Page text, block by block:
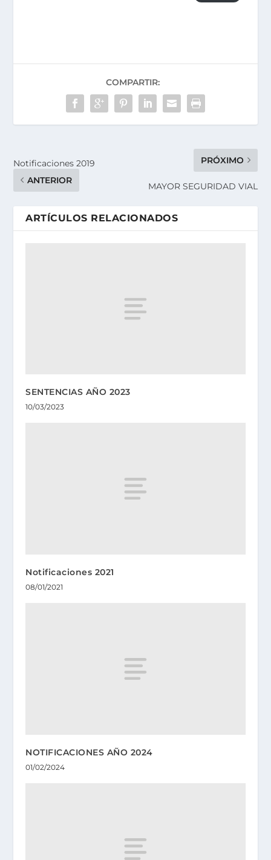
COMPARTIR:
Notificaciones 2019
ANTERIOR
PRÓXIMO
MAYOR SEGURIDAD VIAL
ARTÍCULOS RELACIONADOS
SENTENCIAS AÑO 2023
10/03/2023
Notificaciones 2021
08/01/2021
NOTIFICACIONES AÑO 2024
01/02/2024